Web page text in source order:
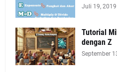
Juli 19, 2019
Tutorial
dengan Z
September